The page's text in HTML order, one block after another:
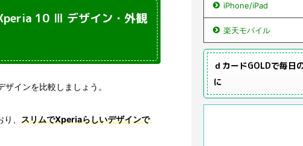
10 Ⅲ デザイン・外観
インを比較しましょう。
、 スリムでXperiaらしいデザインで
iPhone/iPad
楽天モバイル
ｄカードGOLDで毎日
に